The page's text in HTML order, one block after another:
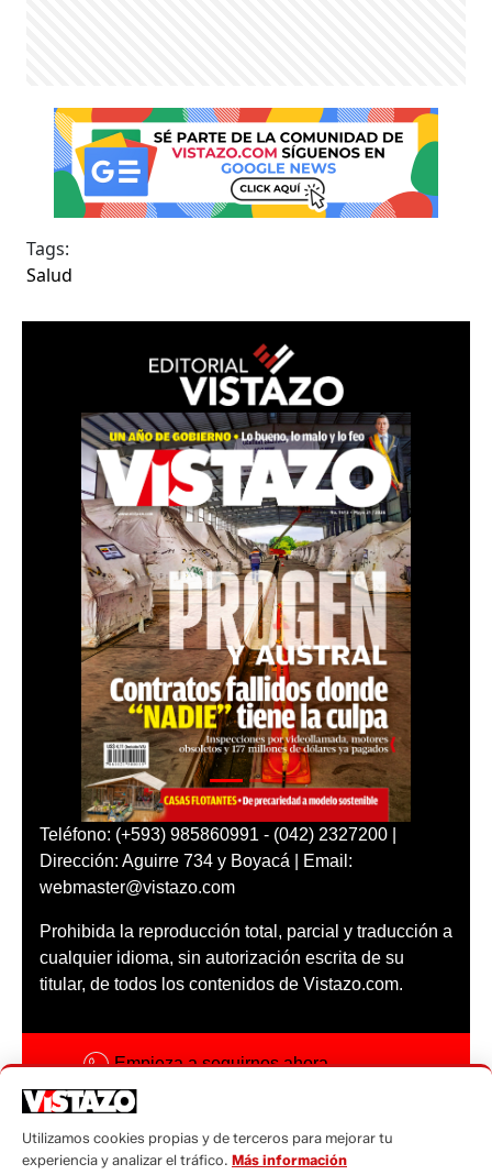
Tags:
Salud
Teléfono: (+593) 985860991 - (042) 2327200 |
Dirección: Aguirre 734 y Boyacá | Email:
webmaster@vistazo.com
Prohibida la reproducción total, parcial y traducción a
cualquier idioma, sin autorización escrita de su
titular, de todos los contenidos de Vistazo.com.
Empieza a seguirnos ahora
Código ética
Utilizamos cookies propias y de terceros para mejorar tu
experiencia y analizar el tráfico. Más información